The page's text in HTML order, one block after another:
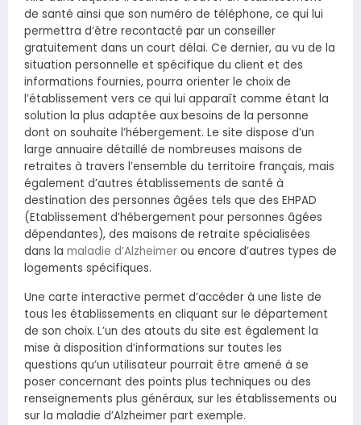
de santé ainsi que son numéro de téléphone, ce qui lui
permettra d’être recontacté par un conseiller
gratuitement dans un court délai. Ce dernier, au vu de la
situation personnelle et spécifique du client et des
informations fournies, pourra orienter le choix de
l’établissement vers ce qui lui apparaît comme étant la
solution la plus adaptée aux besoins de la personne
dont on souhaite l’hébergement. Le site dispose d’un
large annuaire détaillé de nombreuses maisons de
retraites à travers l’ensemble du territoire français, mais
également d’autres établissements de santé à
destination des personnes âgées tels que des EHPAD
(Etablissement d’hébergement pour personnes âgées
dépendantes), des maisons de retraite spécialisées
dans la maladie d’Alzheimer ou encore d’autres types de
logements spécifiques.
Une carte interactive permet d’accéder à une liste de
tous les établissements en cliquant sur le département
de son choix. L’un des atouts du site est également la
mise à disposition d’informations sur toutes les
questions qu’un utilisateur pourrait être amené à se
poser concernant des points plus techniques ou des
renseignements plus généraux, sur les établissements ou
sur la maladie d’Alzheimer part exemple.